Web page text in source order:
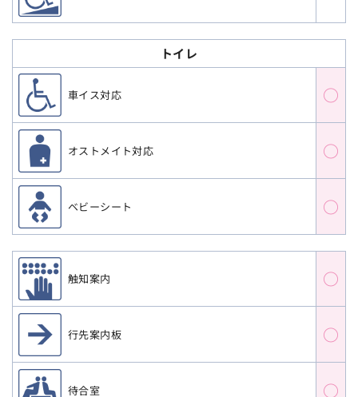
トイレ
車イス対応 ○
オストメイト対応 ○
ベビーシート ○
触知案内 ○
行先案内板 ○
待合室 ○